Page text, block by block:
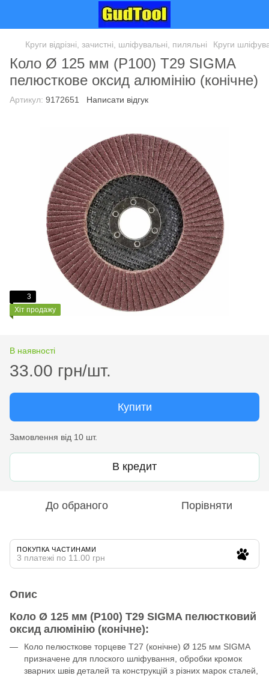
Круги відрізні, зачистні, шліфувальні, пиляльні Круги
Коло Ø 125 мм (P100) Т29 SIGMA
пелюсткове оксид алюмінію (конічне)
Артикул: 9172651 Написати відгук
3
Хіт продажу
В наявності
33.00 грн/шт.
Купити
Замовлення від 10 шт.
В кредит
До обраного Порівняти
ПОКУПКА ЧАСТИНАМИ
3 платежі по 11.00 грн
Опис
Коло Ø 125 мм (P100) Т29 SIGMA пелюстковий
оксид алюмінію (конічне):
Коло пелюсткове торцеве Т27 (конічне) Ø 125 мм SIGMA
призначене для плоского шліфування, обробки кромок
зварних швів деталей та конструкцій з різних марок сталей,